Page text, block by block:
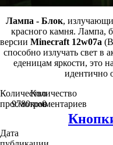
Лампа - Блок,
красного камня. Лампа,
версии Minecraft 12w07a
способно излучать свет в
еденицам яркости, это
идентично
Количество
просмотров
9780
Количество
комментариев
0
Дата